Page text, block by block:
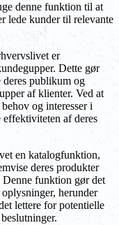
denne funktion til at
lede kunder til relevante
er
Dette gør
deres publikum og
af klienter. Ved at
og interesser i
af deres
en katalogfunktion,
deres produkter
Denne funktion gør det
herunder
lettere for potentielle